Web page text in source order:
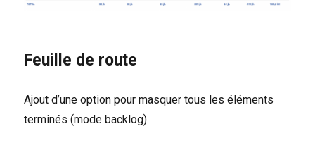
Feuille de route
Ajout d’une option pour masquer tous les éléments
terminés (mode backlog)